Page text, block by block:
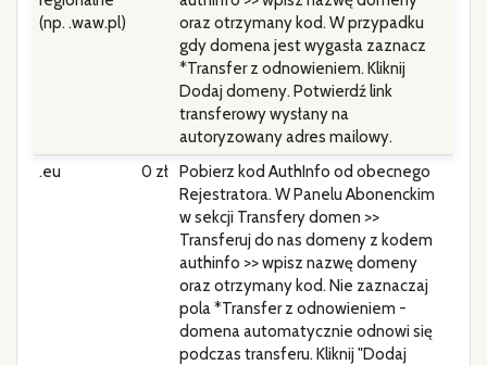
(np. .waw.pl)
oraz otrzymany kod. W przypadku
gdy domena jest wygasła zaznacz
*Transfer z odnowieniem. Kliknij
Dodaj domeny. Potwierdź link
transferowy wysłany na
autoryzowany adres mailowy.
.eu
0 zł Pobierz kod AuthInfo od obecnego
Rejestratora. W Panelu Abonenckim
w sekcji Transfery domen >>
Transferuj do nas domeny z kodem
authinfo >> wpisz nazwę domeny
oraz otrzymany kod. Nie zaznaczaj
pola *Transfer z odnowieniem -
domena automatycznie odnowi się
podczas transferu. Kliknij "Dodaj